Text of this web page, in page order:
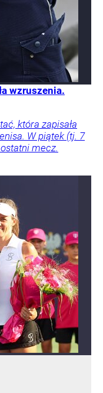
wzruszenia.
która zapisała
W piątek (tj. 7
mecz.